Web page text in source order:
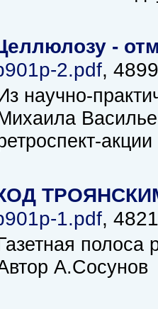
-
2.pdf,
научно-
1.pdf,
полоса
А.Сосунов